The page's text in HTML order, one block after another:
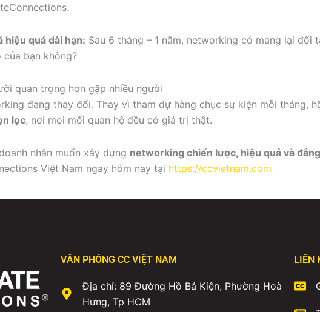
hiệu quả dài hạn: Sau 6 tháng – 1 năm, networking có mang lại
của bạn không?
quan trọng hơn gặp nhiều người
đang thay đổi. Thay vì tham dự hàng chục sự kiện mỗi tháng,
lọc, nơi mọi mối quan hệ đều có giá trị thật.
nhân muốn xây dựng networking chiến lược, hiệu quả và
Việt Nam ngay hôm nay tại https://ccvietnam.com
VĂN PHÒNG CC VIỆT NAM
Địa chỉ: 89 Đường Hồ Bá Kiện, Phường Hoà
Hưng, Tp HCM
LIÊN